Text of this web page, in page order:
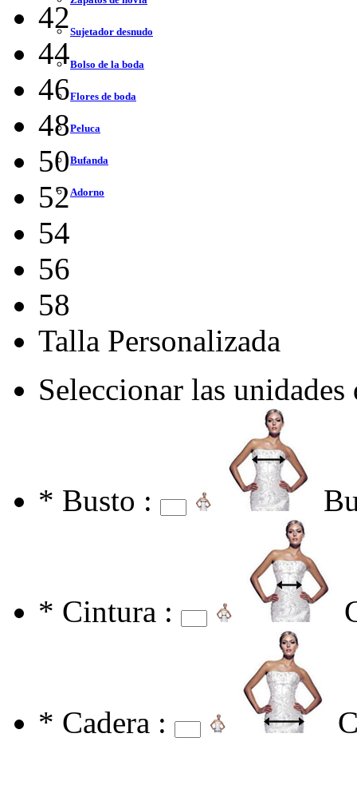
Sujetador desnudo
Bolso de la boda
Flores de boda
Peluca
Bufanda
Adorno
42
44
46
48
50
52
54
56
58
Talla Personalizada
Seleccionar las
* Busto :
* Cintura :
* Cadera :